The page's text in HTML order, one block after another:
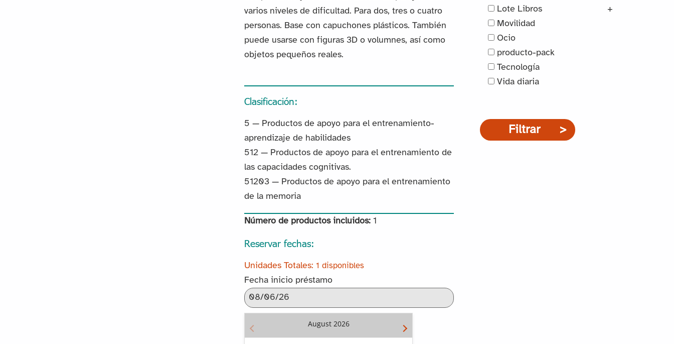
varios niveles de dificultad. Para dos, tres o cuatro
personas. Base con capuchones plásticos. También
puede usarse con figuras 3D o volumnes, así como
objetos pequeños reales.
Clasificación:
5 — Productos de apoyo para el entrenamiento-
aprendizaje de habilidades
512 — Productos de apoyo para el entrenamiento de
las capacidades cognitivas.
51203 — Productos de apoyo para el entrenamiento
de la memoria
Número de productos incluidos:1
Reservar fechas:
1 disponibles
Fecha inicio préstamo
August 2026
Lote Libros
+
Movilidad
Ocio
producto-pack
Tecnología
Vida diaria
Filtrar